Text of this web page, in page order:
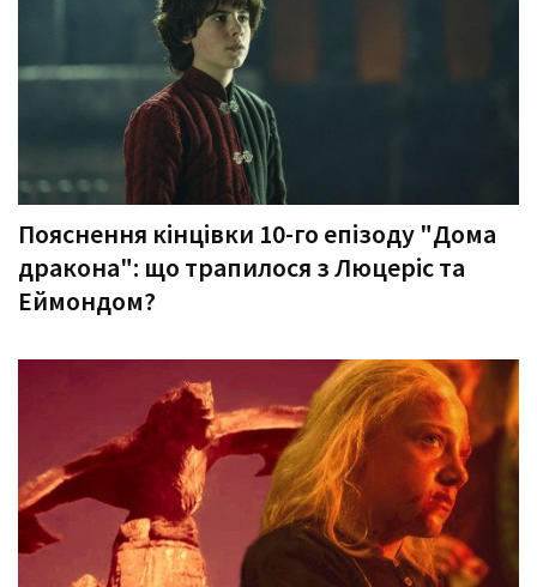
Пояснення кінцівки 10-го епізоду "Дома
дракона": що трапилося з Люцеріс та
Еймондом?